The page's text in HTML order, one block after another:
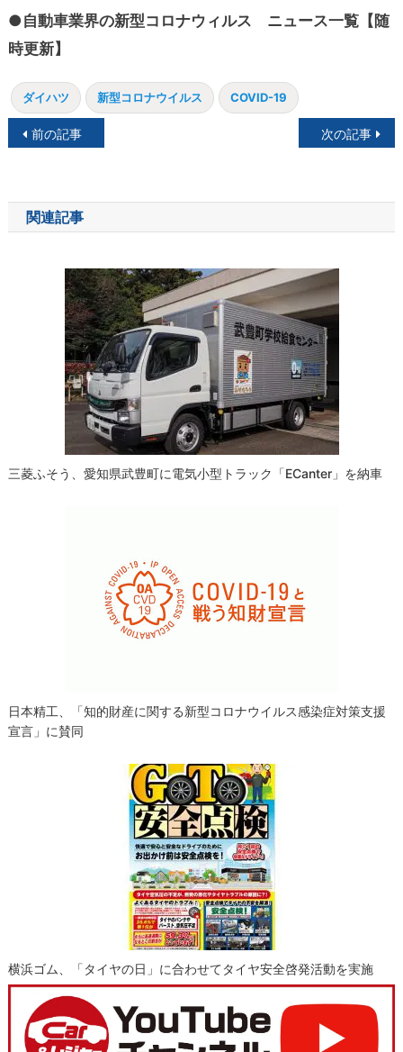
●自動車業界の新型コロナウィルス ニュース一覧【随
時更新】
ダイハツ 新型コロナウイルス COVID-19
投
ナ
ビ
前の記事 次の記事
関連記事
三菱ふそう、愛知県武豊町に電気小型トラック「eCanter」を納車
日本精工、「知的財産に関する新型コロナウイルス感染症対策支援
宣言」に賛同
横浜ゴム、「タイヤの日」に合わせてタイヤ安全啓発活動を実施